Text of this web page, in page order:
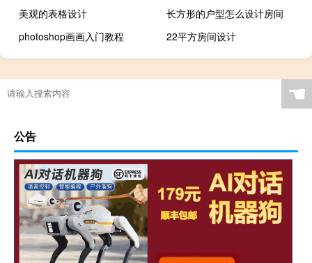
美观的表格设计
长方形的户型怎么设计房间
photoshop画画入门教程
22平方房间设计
☚
公告